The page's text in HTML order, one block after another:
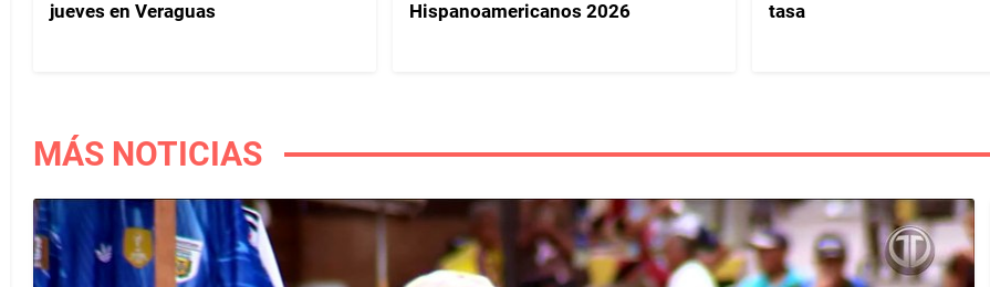
jueves en Veraguas
Hispanoamericanos 2026
tasa
MÁS NOTICIAS